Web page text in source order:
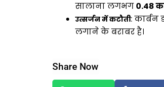
सालाना लगभग 0.48
उत्सर्जन में कटौती:
लगाने के बराबर है।
Share Now